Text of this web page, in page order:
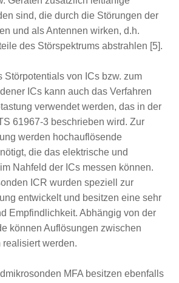
sind, die durch die Störungen der
und als Antennen wirken, d.h.
des Störspektrums abstrahlen [5].
Störpotentials von ICs bzw. zum
ICs kann auch das Verfahren
verwendet werden, das in der
61967‑3 beschrieben wird. Zur
werden hochauflösende
die das elektrische und
Nahfeld der ICs messen können.
ICR wurden speziell zur
entwickelt und besitzen eine sehr
Empfindlichkeit. Abhängig von der
können Auflösungen zwischen
realisiert werden.
MFA besitzen ebenfalls